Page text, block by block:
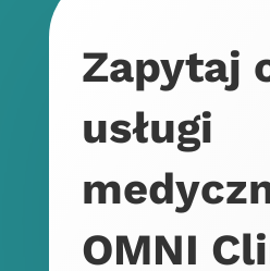
Zapytaj
usługi
OMNI